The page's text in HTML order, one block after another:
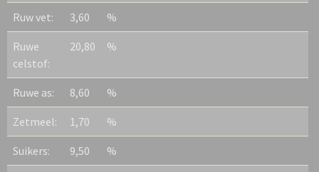
Ruw vet: 3,60 %
Ruwe
celstof:
20,80 %
Ruwe as: 8,60 %
Zetmeel: 1,70 %
Suikers: 9,50 %